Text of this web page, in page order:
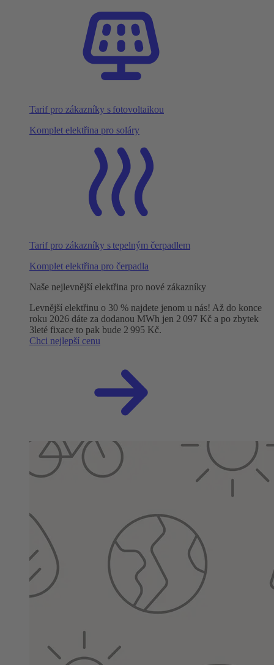
Tarif pro zákazníky s fotovoltaikou
Komplet elektřina pro soláry
Tarif pro zákazníky s tepelným čerpadlem
Komplet elektřina pro čerpadla
Naše nejlevnější elektřina pro nové zákazníky
Levnější elektřinu o 30 % najdete jenom u nás! Až do konce
roku 2026 dáte za dodanou MWh jen 2 097 Kč a po zbytek
3leté fixace to pak bude 2 995 Kč.
Chci nejlepší cenu